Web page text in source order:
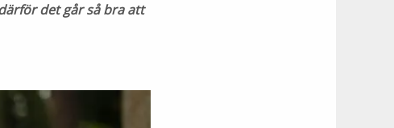
det går så bra att